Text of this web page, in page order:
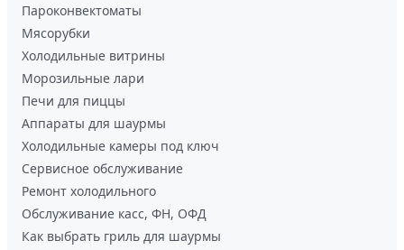
Пароконвектоматы
Мясорубки
Холодильные витрины
Морозильные лари
Печи для пиццы
Аппараты для шаурмы
Холодильные камеры под ключ
Сервисное обслуживание
Ремонт холодильного
Обслуживание касс, ФН, ОФД
Как выбрать гриль для шаурмы